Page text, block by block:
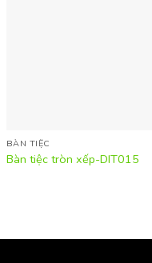
BÀN TIỆC
Bàn tiệc tròn xếp-DIT015